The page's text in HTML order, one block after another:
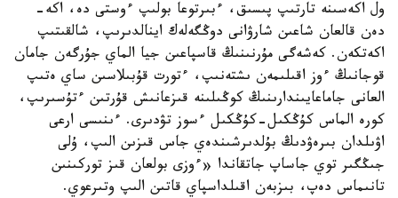
ول اكەسىنە تارتىپ پىسىق، ءبىرتوعا بولىپ ءوستى دە، اكە-
دەن قالعان شاعىن شارۋانى دوڭگەلەك اينالدىرىپ، شالقىتىپ
اكەتكەن. كەشەگى مۇرنىنىڭ قاسپاعىن جيا الماي جۇرگەن جامان
قوجانىڭ ءوز اقىلىمەن ىشتەنىپ، ءتورت قۇبىلاسىن ساي ەتىپ
العانى جاماعايىندارىنىڭ كوڭىلىنە قىزعانىش قۇرتىن ءتۇسىرىپ،
كورە الماس كۇڭكىل-كۇڭكىل ءسوز تۋدىرى. ءىنىسى ارعى
اۋىلدان بىرەۋدىڭ بۇلدىرشىندەي جاس قىزىن الىپ، ۇلى
جىڭگىر توي جاساپ جاتقاندا «ءوزى بولعان قىز توركىنىن
تانىماس دەپ، بىزبەن اقىلداسپاي قاتىن الىپ وتىرعوي.